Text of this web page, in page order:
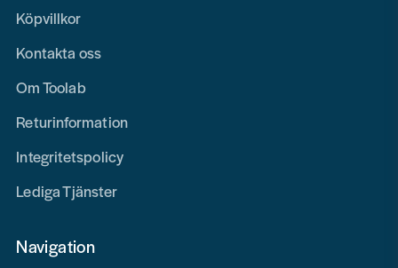
Köpvillkor
Kontakta oss
Om Toolab
Returinformation
Integritetspolicy
Lediga Tjänster
Navigation